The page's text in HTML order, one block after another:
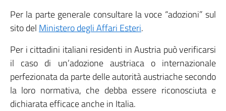
Per la parte generale consultare la voce “adozioni” sul
sito del Ministero degli Affari Esteri.
Per i cittadini italiani residenti in Austria può verificarsi
il caso di un’adozione austriaca o internazionale
perfezionata da parte delle autorità austriache secondo
la loro normativa, che debba essere riconosciuta e
dichiarata efficace anche in Italia.